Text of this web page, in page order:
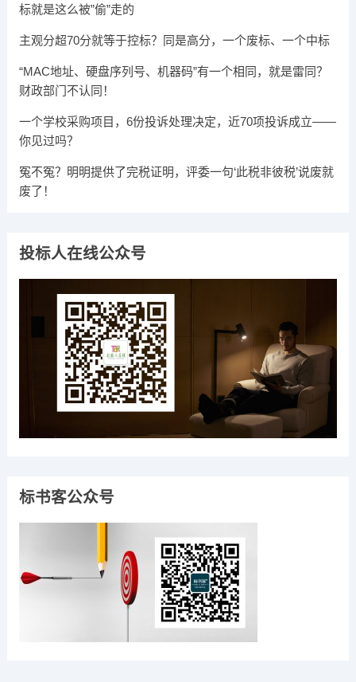
标就是这么被”偷”走的
主观分超70分就等于控标？同是高分，一个废标、一个中标
“MAC地址、硬盘序列号、机器码”有一个相同，就是雷同？
财政部门不认同！
一个学校采购项目，6份投诉处理决定，近70项投诉成立——
你见过吗？
冤不冤？明明提供了完税证明，评委一句‘此税非彼税’说废就
废了！
投标人在线公众号
标书客公众号